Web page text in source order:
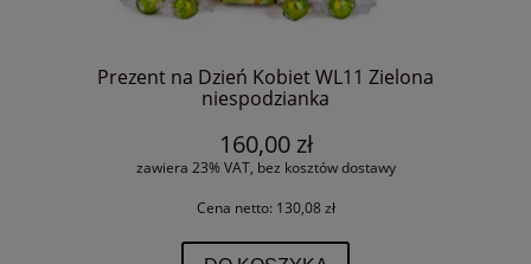
Prezent na Dzień Kobiet WL11 Zielona
niespodzianka
160,00 zł
zawiera 23% VAT, bez kosztów dostawy
Cena netto: 130,08 zł